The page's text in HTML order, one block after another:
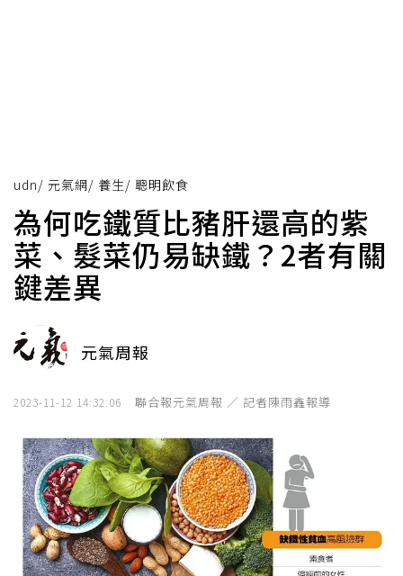
udn/ 元氣網/ 養生/ 聰明飲食
為何吃鐵質比豬肝還高的紫
菜、髮菜仍易缺鐵？2者有關
鍵差異
元氣周報
2023-11-12 14:32:06 聯合報元氣周報 ／ 記者陳雨鑫報導